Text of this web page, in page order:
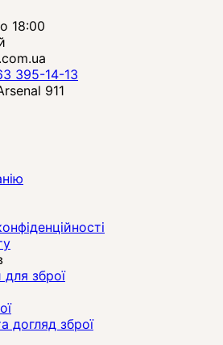
18:00
395-14-13
911
зброї
догляд зброї